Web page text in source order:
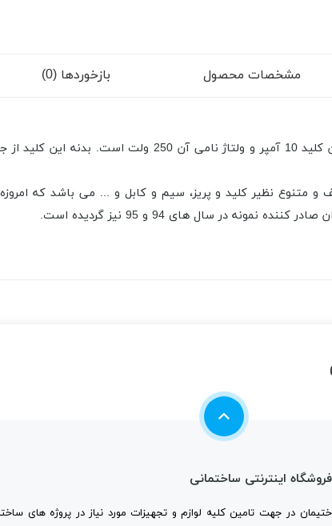
مشخصات محصول بازخوردها (0)
متنوع نظیر کلید و پریز، سیم و کابل و ... می باشد که
در سال های 94 و 95 نیز گردیده است.
فروشگاه اینترنتی ساختمانی
در جهت تامین کلیه لوازم و تجهیزات مورد نیاز در پروژه های